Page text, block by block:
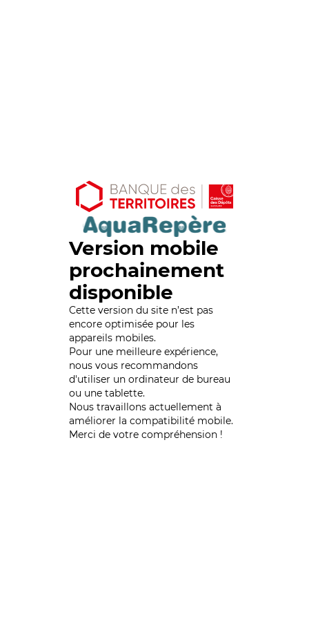
Version mobile
prochainement
disponible
Cette version du site n’est pas
encore optimisée pour les
appareils mobiles.
Pour une meilleure expérience,
nous vous recommandons
d'utiliser un ordinateur de bureau
ou une tablette.
Nous travaillons actuellement à
améliorer la compatibilité mobile.
Merci de votre compréhension !